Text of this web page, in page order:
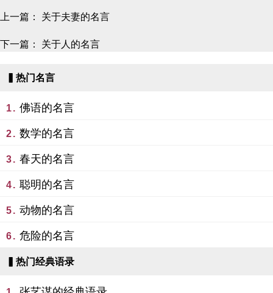
上一篇： 关于夫妻的名言
下一篇： 关于人的名言
▍热门名言
1. 佛语的名言
2. 数学的名言
3. 春天的名言
4. 聪明的名言
5. 动物的名言
6. 危险的名言
▍热门经典语录